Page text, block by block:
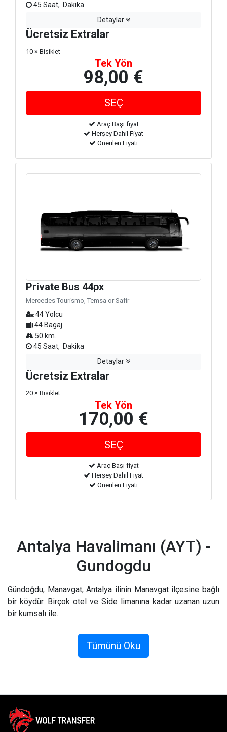
45 Saat, Dakika
Detaylar
Ücretsiz Extralar
10 × Bisiklet
Tek Yön
98,00 €
Araç Başı fiyat
Herşey Dahil Fiyat
Önerilen Fiyatı
Private Bus 44px
Mercedes Tourismo, Temsa or Safir
44 Yolcu
44 Bagaj
50 km.
45 Saat, Dakika
Detaylar
Ücretsiz Extralar
20 × Bisiklet
Tek Yön
170,00 €
Araç Başı fiyat
Herşey Dahil Fiyat
Önerilen Fiyatı
Antalya Havalimanı (AYT) -
Gundogdu
Gündoğdu, Manavgat, Antalya ilinin Manavgat ilçesine bağlı
bir köydür. Birçok otel ve Side limanına kadar uzanan uzun
bir kumsalı ile.
Sıkça ziyaret edilen bu bölgede birçok otelde konaklama
şansı yakalayabilirsiniz. Özellikle Antalya Gündoğdu
konaklamayı tercih edebilirsiniz. Diğer ilçelere kolayca
ulaşmanızı sağlayan bu lokasyonda ihtiyacınız olan her türlü
Tümünü Oku